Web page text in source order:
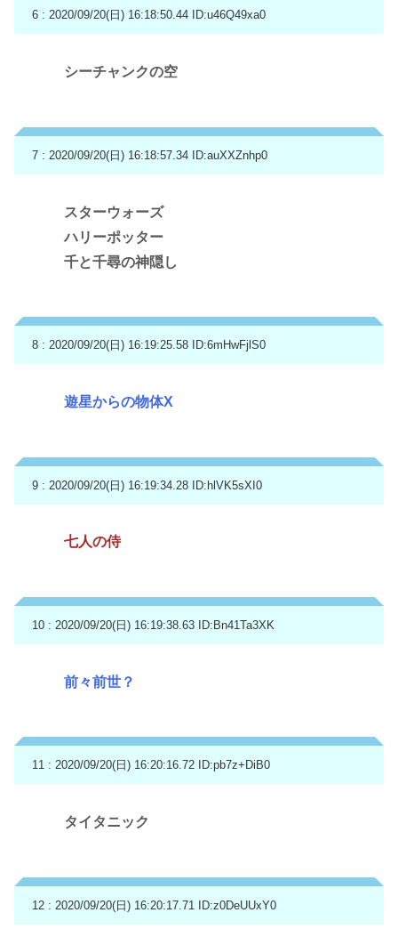
6 : 2020/09/20(日) 16:18:50.44 ID:u46Q49xa0
シーチャンクの空
7 : 2020/09/20(日) 16:18:57.34 ID:auXXZnhp0
スターウォーズ
ハリーポッター
千と千尋の神隠し
8 : 2020/09/20(日) 16:19:25.58 ID:6mHwFjlS0
遊星からの物体X
9 : 2020/09/20(日) 16:19:34.28 ID:hlVK5sXI0
七人の侍
10 : 2020/09/20(日) 16:19:38.63 ID:Bn41Ta3XK
前々前世？
11 : 2020/09/20(日) 16:20:16.72 ID:pb7z+DiB0
タイタニック
12 : 2020/09/20(日) 16:20:17.71 ID:z0DeUUxY0